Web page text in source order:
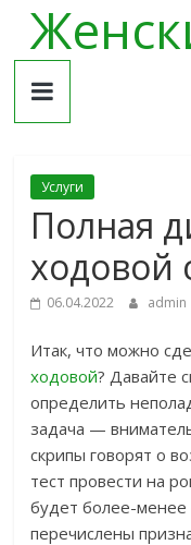
Skip
content
Услуги
Полная
ходовой
06.04.2022 admin
Итак, что можно
ходовой? Давайте
определить
задача —
скрипы говорят о
тест провести на
будет более-
перечислены